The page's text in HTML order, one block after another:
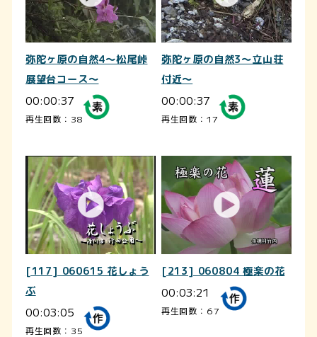
弥陀ヶ原の自然4～松尾峠
展望台コース～
00:00:37
再生回数：38
弥陀ヶ原の自然3～立山荘
付近～
00:00:37
再生回数：17
[117] 060615 花しょう
ぶ
00:03:05
再生回数：35
[213] 060804 極楽の花
00:03:21
再生回数：67